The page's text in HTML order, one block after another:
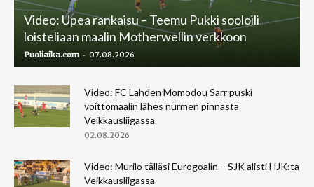
Video: Upea rankaisu – Teemu Pukki sooloili
loisteliaan maalin Motherwellin verkkoon
Puoliaika.com - 07.08.2026
Video: FC Lahden Momodou Sarr puski
voittomaalin lähes nurmen pinnasta
Veikkausliigassa
02.08.2026
Video: Murilo tälläsi Eurogoalin – SJK alisti HJK:ta
Veikkausliigassa